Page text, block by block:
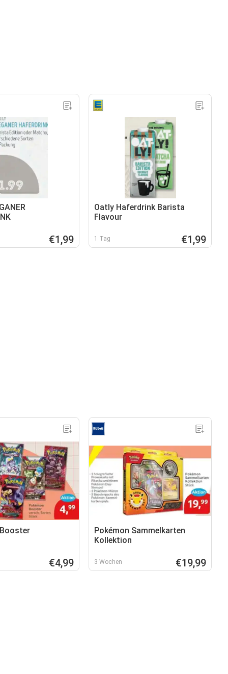
€1,99
Oatly Haferdrink Barista
Flavour
1 Tag €1,99
€4,99
Pokémon Sammelkarten
Kollektion
3 Wochen €19,99